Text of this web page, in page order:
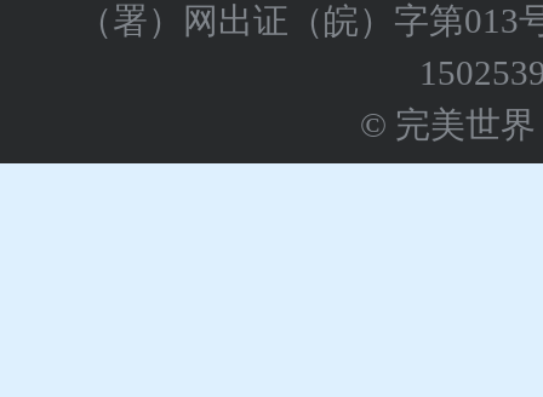
（署）网出证（皖）字第013
© 完美世界